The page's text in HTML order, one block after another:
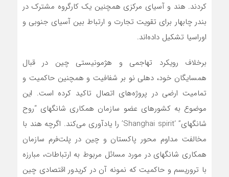
کردند. هند و آسیای مرکزی همچنین یک کارگروه مشترک در
بندر چابهار برای تقویت تجارت و ارتباط بین آسیای جنوبی و
اوراسیا تشکیل داده‌اند.
برخلاف رویکرد تهاجمی و هژمونیستی چین در قبال
همسایگان خود، دهلی نو بر شفافیت و همچنین حاکمیت و
تمامیت ارضی در پروژه‌های اتصال تاکید کرده است. این
موضوع به کشورهای عضو سازمان همکاری شانگهای “روح
شانگهای” ‘Shanghai spirit’ را یادآوری می‌کند. اگرچه هند با
مخالفت مداوم محور پاکستان و چین در پلت‌فرم سازمان
همکاری شانگهای در مورد مسائل مربوط به ارتباطات، مبارزه
با تروریسم و حاکمیت که نمونه آن در کریدور اقتصادی چین